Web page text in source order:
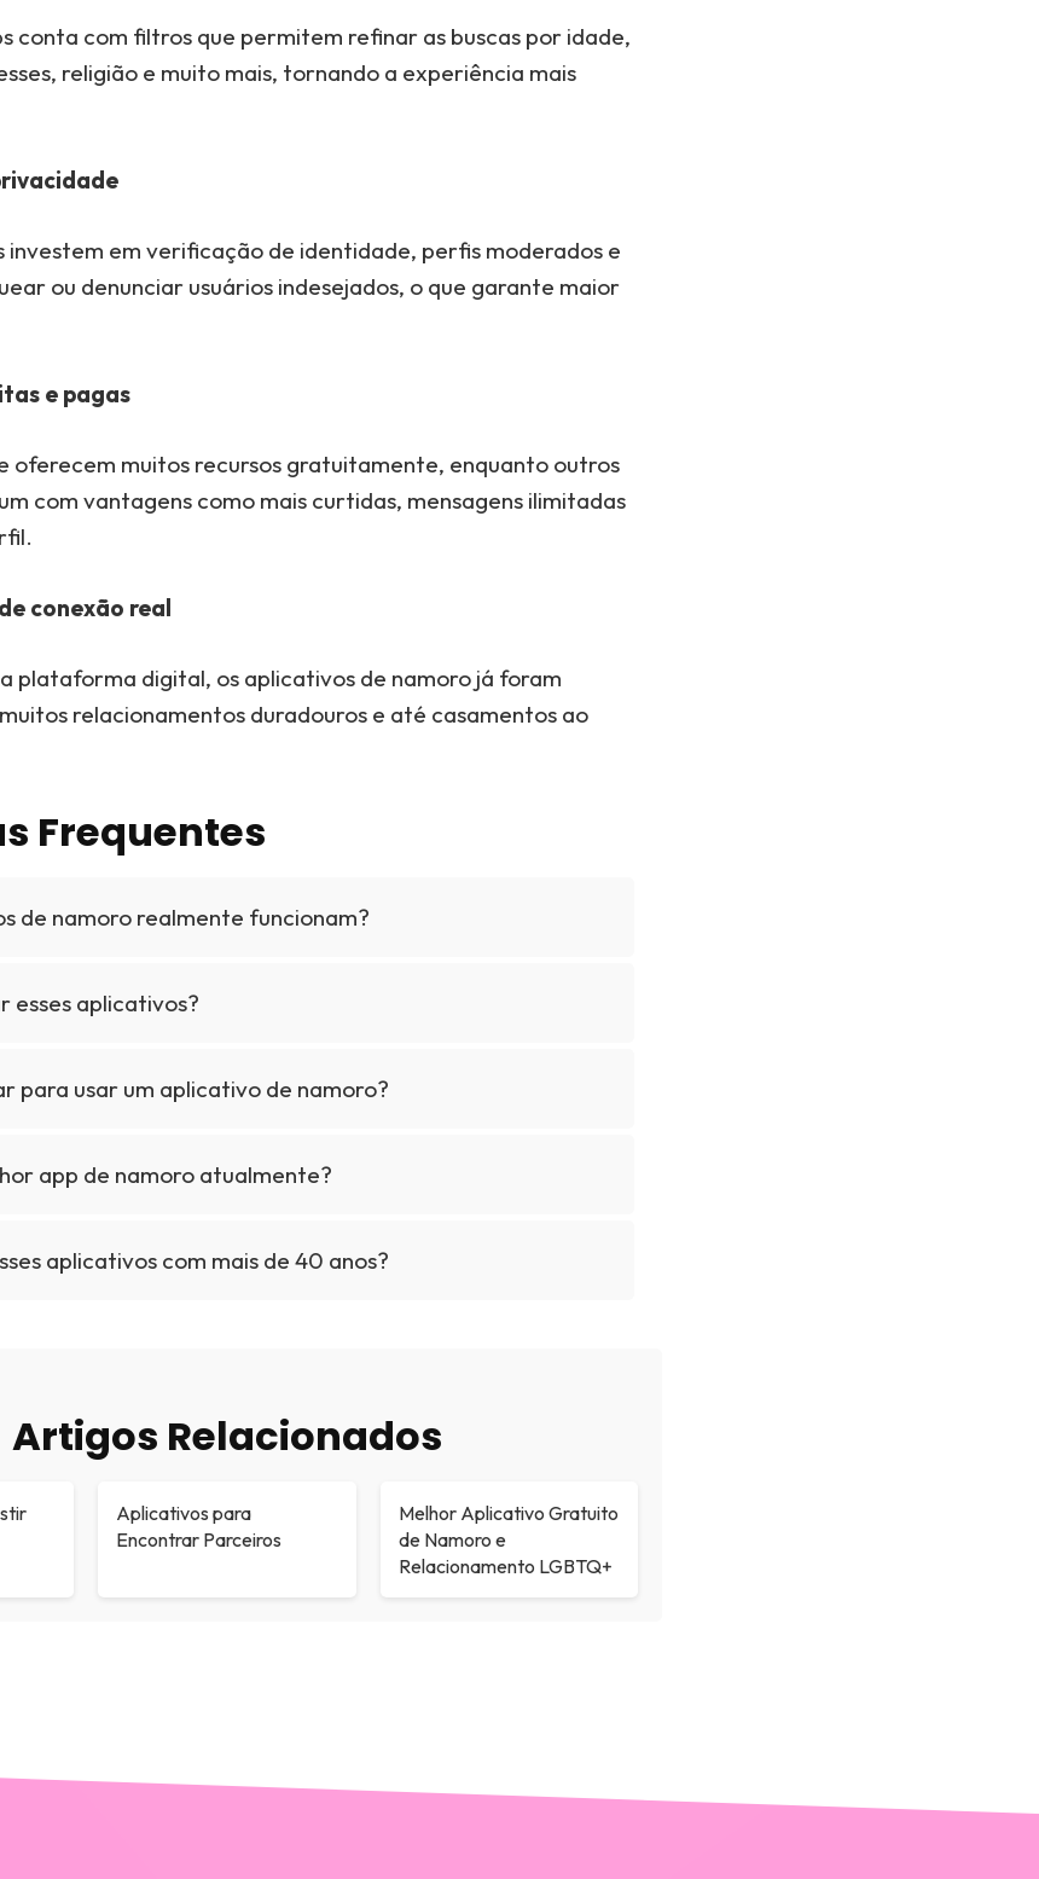
conta com filtros que permitem refinar as buscas por idade,
religião e muito mais, tornando a experiência mais
investem em verificação de identidade, perfis moderados e
ou denunciar usuários indesejados, o que garante maior
e pagas
oferecem muitos recursos gratuitamente, enquanto outros
com vantagens como mais curtidas, mensagens ilimitadas
conexão real
plataforma digital, os aplicativos de namoro já foram
relacionamentos duradouros e até casamentos ao
Frequentes
de namoro realmente funcionam?
esses aplicativos?
para usar um aplicativo de namoro?
app de namoro atualmente?
aplicativos com mais de 40 anos?
Artigos Relacionados
Aplicativos para
Encontrar Parceiros
Melhor Aplicativo Gratuito
de Namoro e
Relacionamento LGBTQ+